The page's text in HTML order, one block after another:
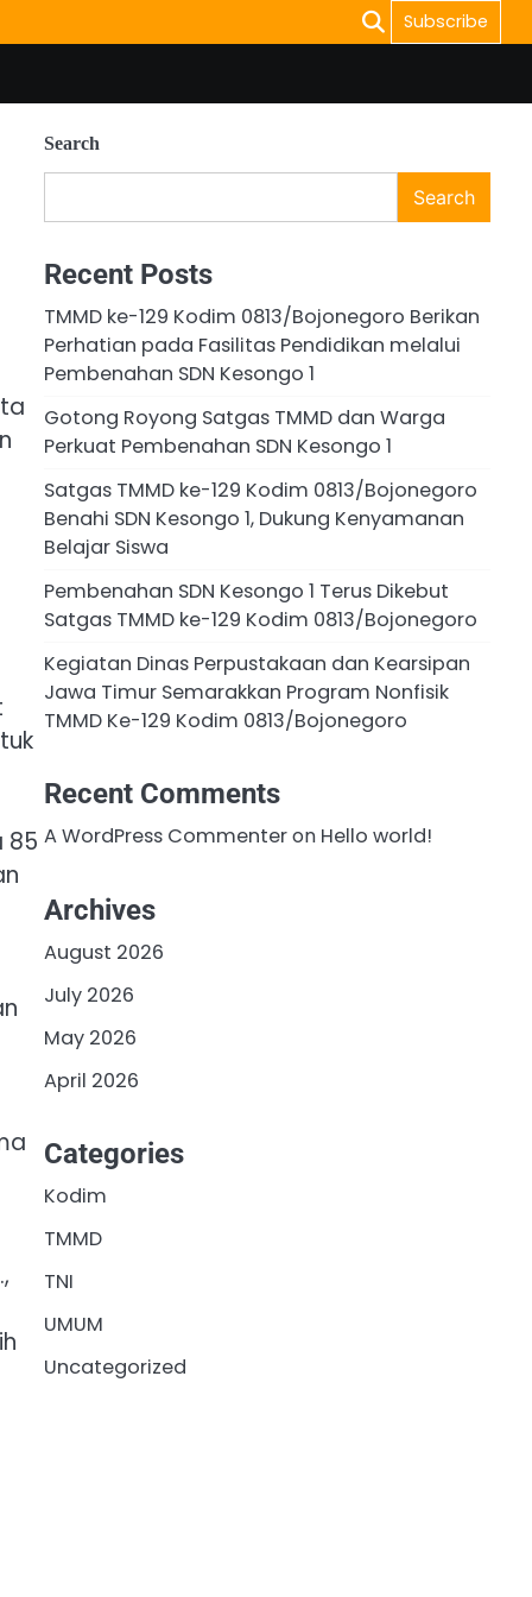
Subscribe
85
Search
Search
Recent Posts
TMMD ke-129 Kodim 0813/Bojonegoro Berikan
Perhatian pada Fasilitas Pendidikan melalui
Pembenahan SDN Kesongo 1
Gotong Royong Satgas TMMD dan Warga
Perkuat Pembenahan SDN Kesongo 1
Satgas TMMD ke-129 Kodim 0813/Bojonegoro
Benahi SDN Kesongo 1, Dukung Kenyamanan
Belajar Siswa
Pembenahan SDN Kesongo 1 Terus Dikebut
Satgas TMMD ke-129 Kodim 0813/Bojonegoro
Kegiatan Dinas Perpustakaan dan Kearsipan
Jawa Timur Semarakkan Program Nonfisik
TMMD Ke-129 Kodim 0813/Bojonegoro
Recent Comments
A WordPress Commenteron Hello world!
Archives
August 2026
July 2026
May 2026
April 2026
Categories
Kodim
TMMD
TNI
UMUM
Uncategorized